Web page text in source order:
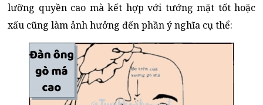
lưỡng quyền cao mà kết hợp với tướng mặt tốt hoặc
xấu cũng làm ảnh hưởng đến phần ý nghĩa cụ thể: